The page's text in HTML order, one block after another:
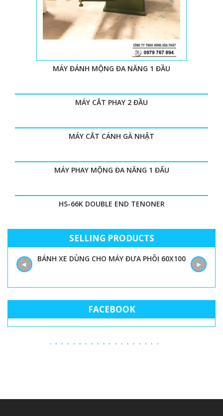
MÁY ĐÁNH MỘNG ĐA NĂNG 1 ĐẦU
MÁY CẮT PHAY 2 ĐẦU
MÁY CẮT CÁNH GÀ NHẬT
MÁY PHAY MỘNG ĐA NĂNG 1 ĐẤU
HS-66K DOUBLE END TENONER
SELLING PRODUCTS
BÁNH XE DÙNG CHO MÁY ĐƯA PHÔI 60X100
◄ ►
FACEBOOK